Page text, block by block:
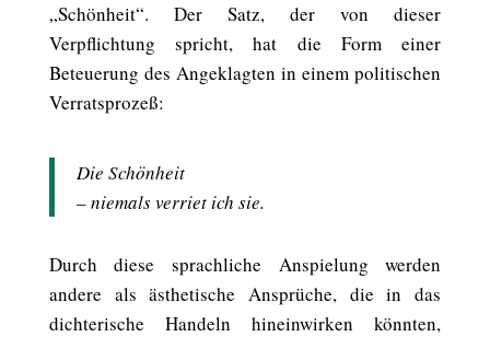
„Schönheit“. Der Satz, der von dieser
Verpflichtung spricht, hat die Form einer
Beteuerung des Angeklagten in einem politischen
Verratsprozeß:
Die Schönheit
– niemals verriet ich sie.
Durch diese sprachliche Anspielung werden
andere als ästhetische Ansprüche, die in das
dichterische Handeln hineinwirken könnten,